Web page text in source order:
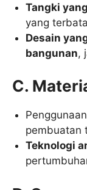
Tangki
yang
Desain
bangunan,
C.
Penggunaan
pembuatan
Teknologi